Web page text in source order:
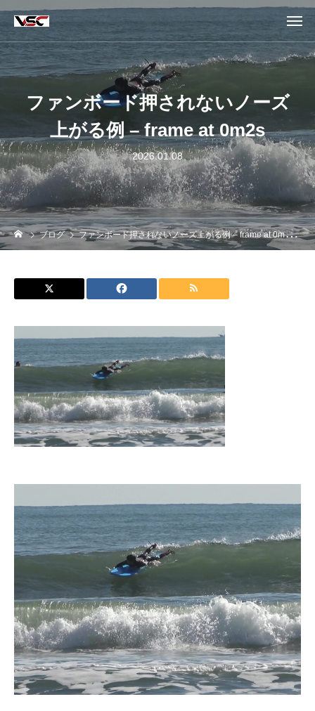
ファンボード押されないノーズ
上がる例 – frame at 0m2s
2026.01.08
ブログ ファンボード押されないノーズ上がる例 – frame at 0m2s